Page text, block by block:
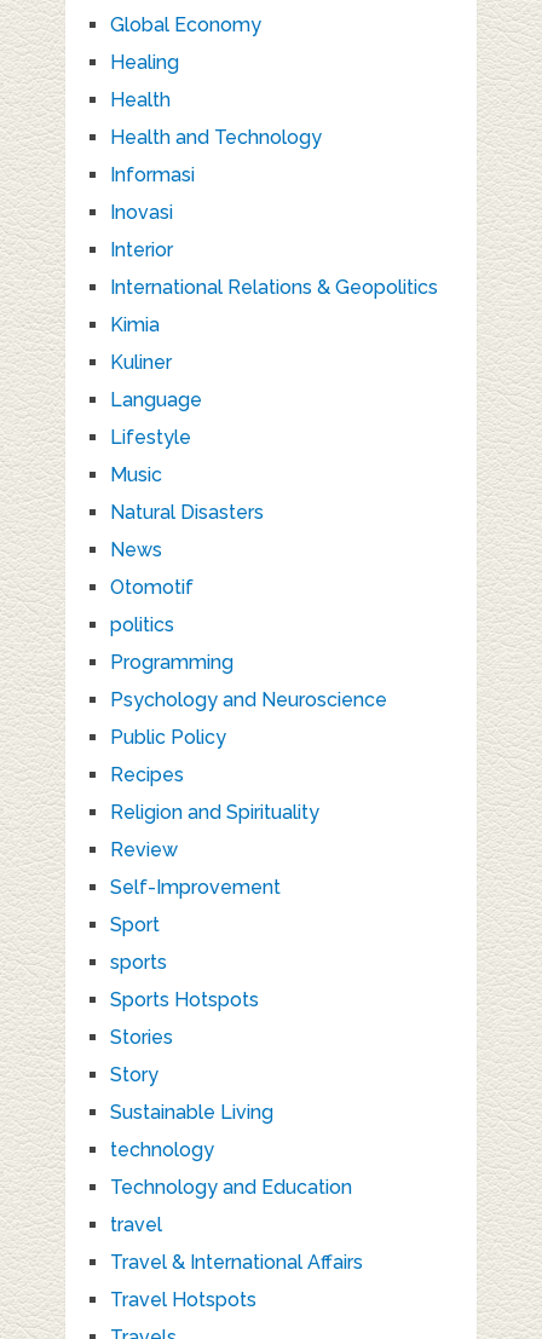
Global Economy
Healing
Health
Health and Technology
Informasi
Inovasi
Interior
International Relations & Geopolitics
Kimia
Kuliner
Language
Lifestyle
Music
Natural Disasters
News
Otomotif
politics
Programming
Psychology and Neuroscience
Public Policy
Recipes
Religion and Spirituality
Review
Self-Improvement
Sport
sports
Sports Hotspots
Stories
Story
Sustainable Living
technology
Technology and Education
travel
Travel & International Affairs
Travel Hotspots